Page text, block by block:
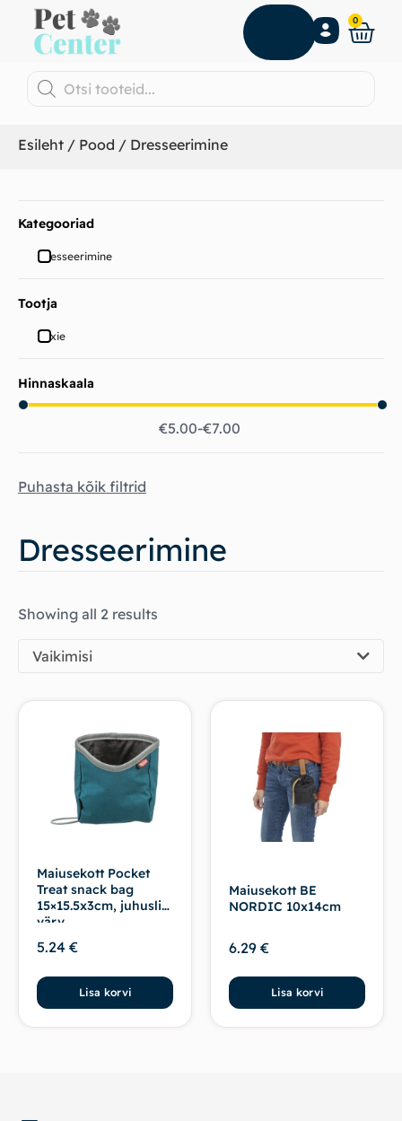
0
Esileht / Pood / Dresseerimine
Kategooriad
Dresseerimine
Tootja
Trixie
Hinnaskaala
€5.00 €7.00
Puhasta kõik filtrid
Dresseerimine
Showing all 2 results
Vaikimisi
Maiusekott Pocket
Treat snack bag
15×15.5x3cm, juhuslik
värv
5.24 €
Lisa korvi
Maiusekott BE
NORDIC 10x14cm
6.29 €
Lisa korvi